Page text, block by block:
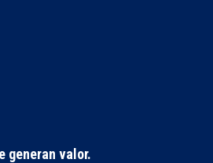
generan valor.